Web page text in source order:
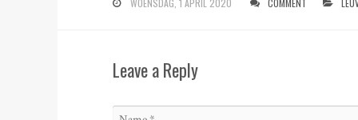
Leave a Reply